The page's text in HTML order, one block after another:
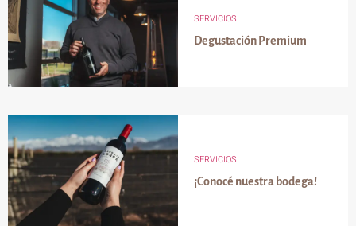
SERVICIOS
Degustación Premium
SERVICIOS
¡Conocé nuestra bodega!